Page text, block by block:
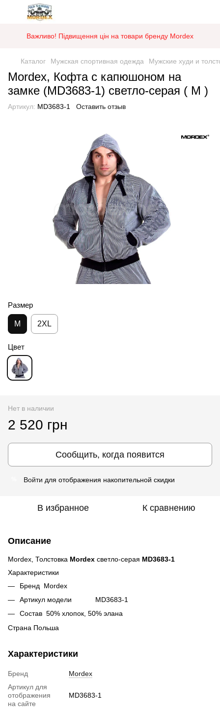
Важливо! Підвищення цін на товари бренду Mordex
Каталог Мужская спортивная одежда Мужские худи и
Mordex, Кофта с капюшоном на
замке (MD3683-1) светло-серая ( M )
Артикул: MD3683-1 Оставить отзыв
Размер
M 2XL
Цвет
Нет в наличии
2 520 грн
Сообщить, когда появится
Войти для отображения накопительной скидки
В избранное К сравнению
Описание
Mordex, Толстовка Mordex светло-серая MD3683-1
Характеристики
Бренд Mordex
Артикул модели MD3683-1
Состав 50% хлопок, 50% элана
Страна Польша
Характеристики
Бренд
Mordex
Артикул для
отображения
на сайте
MD3683-1